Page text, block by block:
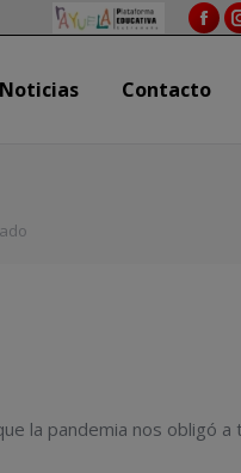
Noticias Contacto
la pandemia nos obligó a
Noticias Contacto